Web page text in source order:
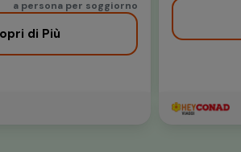
a persona per soggiorno
di Più